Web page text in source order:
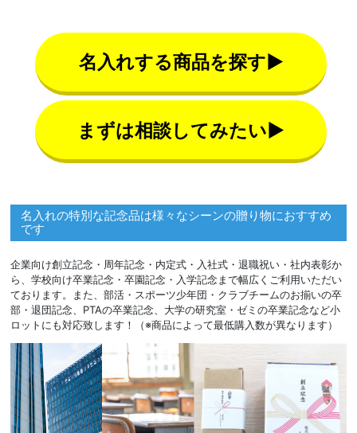
名入れする商品を探す▶
まずは相談してみたい▶
名入れの特別な記念品は様々なシーンの贈り物におすすめ
です
企業向け創立記念・周年記念・内定式・入社式・退職祝い・社内表彰か
ら、学校向け卒業記念・卒園記念・入学記念まで幅広くご利用いただい
ております。また、部活・スポーツ少年団・クラブチームのお揃いの卒
部・退団記念、PTAの卒業記念、大学の研究室・ゼミの卒業記念など小
ロットにも対応致します！（※商品によって最低購入数が異なります）